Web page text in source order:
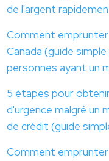
de l'argent
Comment
Canada (guide
personnes ayant un
5 étapes pour
d'urgence malgré un
de crédit (guide
Comment